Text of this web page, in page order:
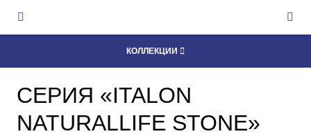
КОЛЛЕКЦИИ
СЕРИЯ «ITALON
NATURALLIFE STONE»